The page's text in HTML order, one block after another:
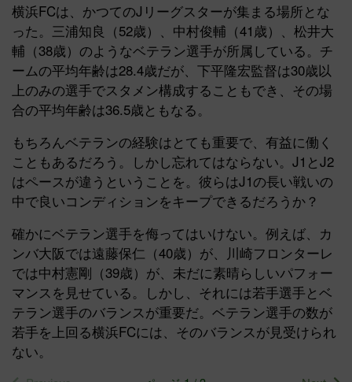
横浜FCは、かつてのJリーグスターが集まる場所とな
った。三浦知良（52歳）、中村俊輔（41歳）、松井大
輔（38歳）のようなベテラン選手が所属している。チ
ームの平均年齢は28.4歳だが、下平隆宏監督は30歳以
上のみの選手でスタメン構成することもでき、その場
合の平均年齢は36.5歳ともなる。
もちろんベテランの経験はとても重要で、有益に働く
こともあるだろう。しかし忘れてはならない。J1とJ2
はペースが違うということを。彼らはJ1の長い戦いの
中で良いコンディションをキープできるだろうか？
確かにベテラン選手を侮ってはいけない。例えば、カ
ンバ大阪では遠藤保仁（40歳）が、川崎フロンターレ
では中村憲剛（39歳）が、未だに素晴らしいパフォー
マンスを見せている。しかし、それには若手選手とベ
テラン選手のバランスが重要だ。ベテラン選手の数が
若手を上回る横浜FCには、そのバランスが見受けられ
ない。